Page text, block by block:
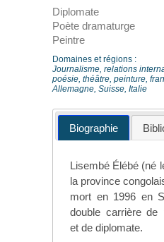
Diplomate
Poète dramaturge
Peintre
Domaines et régions :
Journalisme, relations
poésie, théâtre, peinture,
Allemagne, Suisse, Italie
Biographie
Lisembé Élébé (né
la province
mort en 1996 en
double carrière de
et de diplomate.